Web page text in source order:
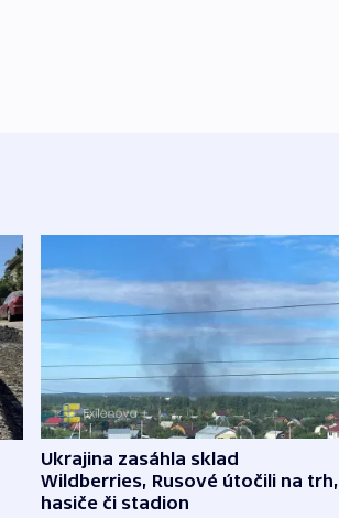
Ukrajina zasáhla sklad
Wildberries, Rusové útočili na trh,
hasiče či stadion